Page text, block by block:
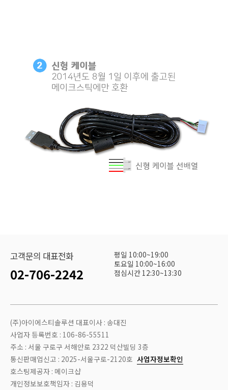
고객문의 대표전화
02-706-2242
평일 10:00~19:00
토요일 10:00~16:00
점심시간 12:30~13:30
(주)아이에스티솔루션 대표이사 : 송대진
사업자 등록번호 : 106-86-55511
주소 : 서울 구로구 서해안로 2322 덕산빌딩 3층
통신판매업신고 : 2025-서울구로-2120호 사업자정보확인
호스팅제공자 : 메이크샵
개인정보보호책임자 : 김용덕